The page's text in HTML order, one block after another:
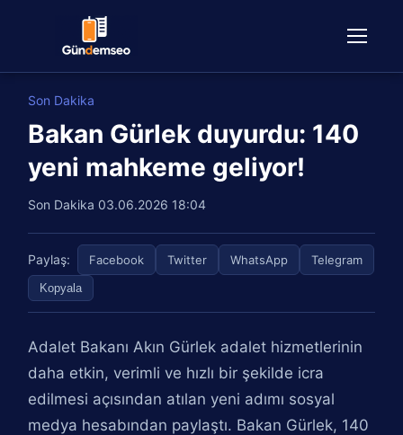
Son Dakika
Bakan Gürlek duyurdu: 140
yeni mahkeme geliyor!
Son Dakika 03.06.2026 18:04
Paylaş: Facebook Twitter WhatsApp Telegram
Kopyala
Adalet Bakanı Akın Gürlek adalet hizmetlerinin
daha etkin, verimli ve hızlı bir şekilde icra
edilmesi açısından atılan yeni adımı sosyal
medya hesabından paylaştı. Bakan Gürlek, 140